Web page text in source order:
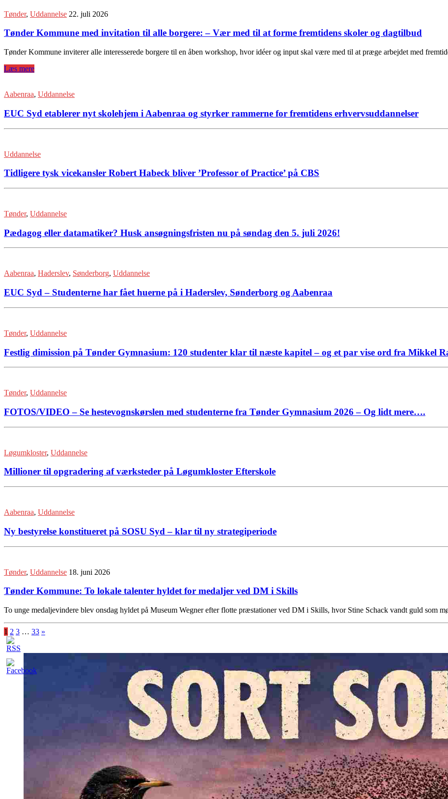
Tønder, Uddannelse 22. juli 2026
Tønder Kommune med invitation til alle borgere: – Vær med til at forme fremtidens skoler og dagtilbud
Tønder Kommune inviterer alle interesserede borgere til en åben workshop, hvor idéer og input skal være med til at præge arbejdet med
Læs mere
Aabenraa, Uddannelse
EUC Syd etablerer nyt skolehjem i Aabenraa og styrker rammerne for fremtidens erhvervsuddannelser
Uddannelse
Tidligere tysk vicekansler Robert Habeck bliver ’Professor of Practice’ på CBS
Tønder, Uddannelse
Pædagog eller datamatiker? Husk ansøgningsfristen nu på søndag den 5. juli 2026!
Aabenraa, Haderslev, Sønderborg, Uddannelse
EUC Syd – Studenterne har fået huerne på i Haderslev, Sønderborg og Aabenraa
Tønder, Uddannelse
Festlig dimission på Tønder Gymnasium: 120 studenter klar til næste kapitel – og et par vise ord fra Mikkel
Tønder, Uddannelse
FOTOS/VIDEO – Se hestevognskørslen med studenterne fra Tønder Gymnasium 2026 – Og lidt mere….
Løgumkloster, Uddannelse
Millioner til opgradering af værksteder på Løgumkloster Efterskole
Aabenraa, Uddannelse
Ny bestyrelse konstitueret på SOSU Syd – klar til ny strategiperiode
Tønder, Uddannelse 18. juni 2026
Tønder Kommune: To lokale talenter hyldet for medaljer ved DM i Skills
To unge medaljevindere blev onsdag hyldet på Museum Wegner efter flotte præstationer ved DM i Skills, hvor Stine Schack vandt guld som
1 2 3 … 33 »